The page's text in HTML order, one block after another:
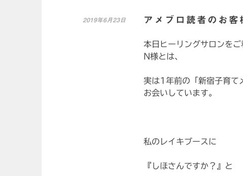
2019年6月23日 アメブロ読者のお客
本日ヒーリングサロンをご
N様とは、
実は1年前の「新宿子育て
お会いしています。
私のレイキブースに
『しほさんですか？』と